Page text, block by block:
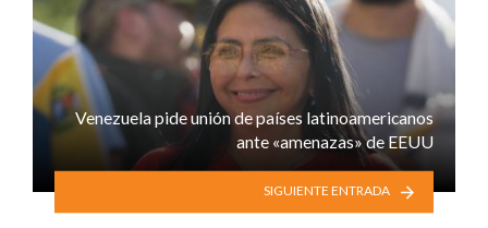
Venezuela pide unión de países latinoamericanos
ante «amenazas» de EEUU
SIGUIENTE ENTRADA